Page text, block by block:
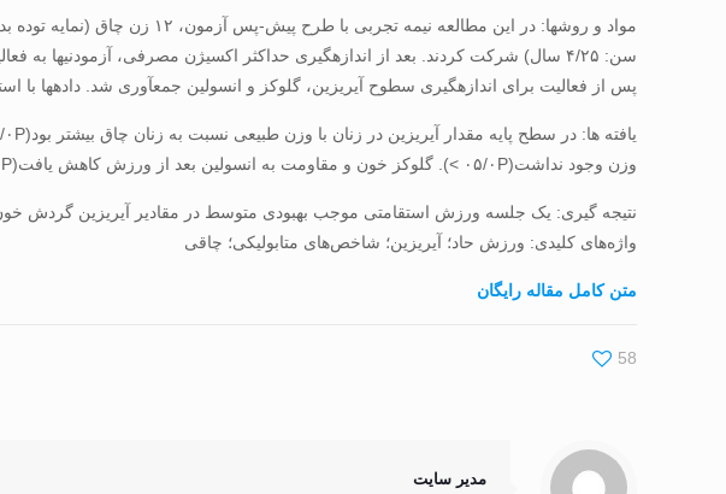
پس از فعالیت برای اندازه­گیری سطوح آیریزین، گلوکز و انسولین جمع­آوری شد. داده­ها با
وزن وجود نداشت(۰۵/۰P >). گلوکز خون و مقاومت به انسولین بعد از ورزش کاهش یافت(۰۵/۰P<)، اگرچه بهبودی در زنان چاق نسبت به زنان با وزن طبیعی بیشتر بود(۰۵/۰P<).
نتیجه گیری: یک جلسه ورزش استقامتی موجب بهبودی متوسط در مقادیر آیریزین گردش
واژه‌های کلیدی: ورزش حاد؛ آیریزین؛ شاخص‌های متابولیکی؛ چاقی
متن کامل مقاله رایگان
58
مدیر سایت